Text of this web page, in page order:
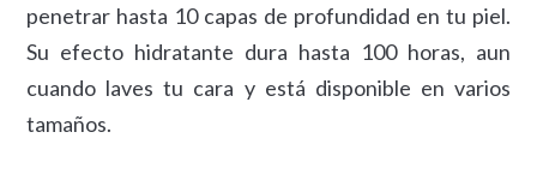
penetrar hasta 10 capas de profundidad en tu piel.
Su efecto hidratante dura hasta 100 horas, aun
cuando laves tu cara y está disponible en varios
tamaños.